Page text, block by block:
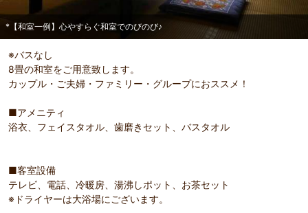
*【和室一例】心やすらぐ和室でのびのび♪
※バスなし
8畳の和室をご用意致します。
カップル・ご夫婦・ファミリー・グループにおススメ！
■アメニティ
浴衣、フェイスタオル、歯磨きセット、バスタオル
■客室設備
テレビ、電話、冷暖房、湯沸しポット、お茶セット
※ドライヤーは大浴場にございます。
部屋詳細
*【和室一例】心やすらぐ和室でのびのび♪